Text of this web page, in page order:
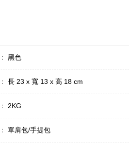
： 黑色
： 長 23 x 寬 13 x 高 18 cm
： 2KG
： 單肩包/手提包